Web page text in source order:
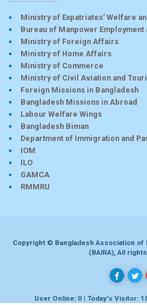
Ministry of Expatriates’ Welfare
Bureau of Manpower Employment
Ministry of Foreign Affairs
Ministry of Home Affairs
Ministry of Commerce
Ministry of Civil Aviation and
Foreign Missions in Bangladesh
Bangladesh Missions in Abroad
Labour Welfare Wings
Bangladesh Biman
Department of Immigration and
IOM
ILO
GAMCA
RMMRU
Copyright © Bangladesh Association
(BAIRA), All
User Online: 0 | Today's Visitor: